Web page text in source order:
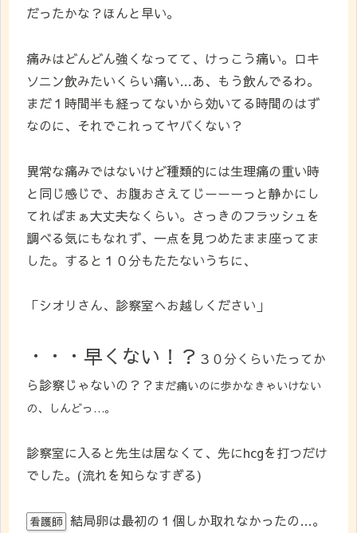
だったかな？ほんと早い。
痛みはどんどん強くなってて、けっこう痛い。ロキ
ソニン飲みたいくらい痛い…あ、もう飲んでるわ。
まだ１時間半も経ってないから効いてる時間のはず
なのに、それでこれってヤバくない？
異常な痛みではないけど種類的には生理痛の重い時
と同じ感じで、お腹おさえてじーーーっと静かにし
てればまぁ大丈夫なくらい。さっきのフラッシュを
調べる気にもなれず、一点を見つめたまま座ってま
した。すると１０分もたたないうちに、
「シオリさん、診察室へお越しください」
・・・早くない！？ ３０分くらいたってか
ら診察じゃないの？？ まだ痛いのに歩かなきゃいけない
の、しんどっ…。
診察室に入ると先生は居なくて、先にhcgを打つだけ
でした。(流れを知らなすぎる)
看護師 結局卵は最初の１個しか取れなかったの…。